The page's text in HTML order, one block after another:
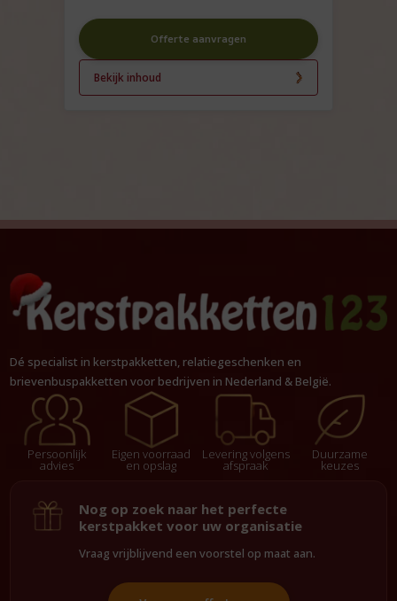
Offerte aanvragen
Bekijk inhoud
Dé specialist in kerstpakketten, relatiegeschenken en
brievenbuspakketten voor bedrijven in Nederland & België.
Persoonlijk
advies
Eigen voorraad
en opslag
Levering volgens
afspraak
Duurzame
keuzes
Nog op zoek naar het perfecte
kerstpakket voor uw organisatie
Vraag vrijblijvend een voorstel op maat aan.